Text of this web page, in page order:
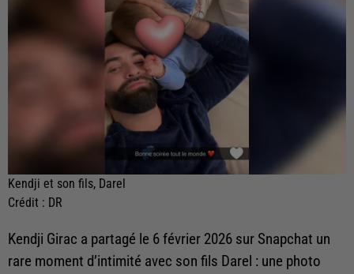
Kendji et son fils, Darel
Crédit : DR
Kendji Girac a partagé le 6 février 2026 sur Snapchat un
rare moment d’intimité avec son fils Darel : une photo